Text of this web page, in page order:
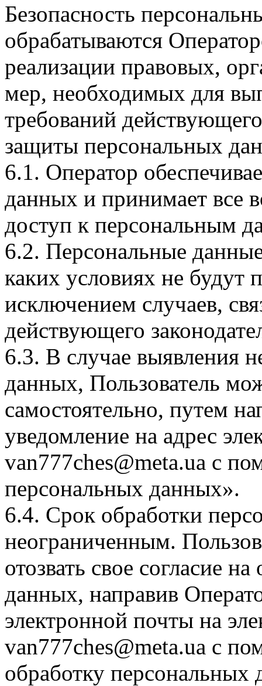
Безопасность
обрабатываются
реализации правовых,
мер, необходимых для
требований
защиты персональных
6.1. Оператор
данных и принимает
доступ к персональным
6.2. Персональные
каких условиях не будут
исключением случаев,
действующего
6.3. В случае выявления
данных, Пользователь
самостоятельно, путем
уведомление на адрес
van777ches@meta.ua с
персональных данных».
6.4. Срок обработки
неограниченным.
отозвать свое согласие
данных, направив
электронной почты на
van777ches@meta.ua с
обработку персональных